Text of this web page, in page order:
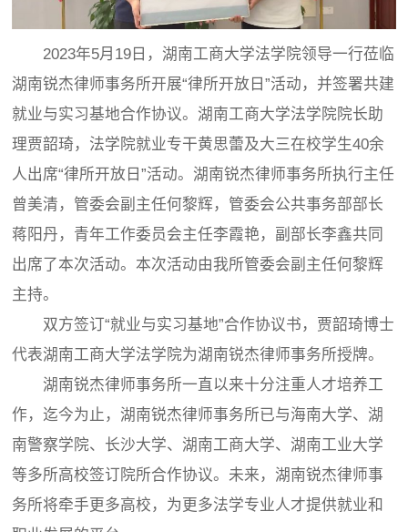
2023年5月19日，湖南工商大学法学院领导一行莅临
湖南锐杰律师事务所开展“律所开放日”活动，并签署共建
就业与实习基地合作协议。湖南工商大学法学院院长助
理贾韶琦，法学院就业专干黄思蕾及大三在校学生40余
人出席“律所开放日”活动。湖南锐杰律师事务所执行主任
曾美清，管委会副主任何黎辉，管委会公共事务部部长
蒋阳丹，青年工作委员会主任李霞艳，副部长李鑫共同
出席了本次活动。本次活动由我所管委会副主任何黎辉
主持。
双方签订“就业与实习基地”合作协议书，贾韶琦博士
代表湖南工商大学法学院为湖南锐杰律师事务所授牌。
湖南锐杰律师事务所一直以来十分注重人才培养工
作，迄今为止，湖南锐杰律师事务所已与海南大学、湖
南警察学院、长沙大学、湖南工商大学、湖南工业大学
等多所高校签订院所合作协议。未来，湖南锐杰律师事
务所将牵手更多高校，为更多法学专业人才提供就业和